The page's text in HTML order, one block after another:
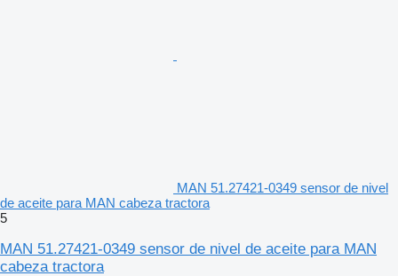
MAN 51.27421-0349 sensor de nivel
de aceite para MAN cabeza tractora
5
MAN 51.27421-0349 sensor de nivel de aceite para MAN
cabeza tractora